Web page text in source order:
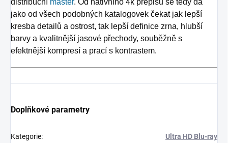
jako od všech podobných katalogovek čekat jak lepší
kresba detailů a ostrost, tak lepší definice zrna, hlubší
barvy a kvalitnější jasové přechody, souběžně s
efektnější kompresí a prací s kontrastem.
Doplňkové parametry
Kategorie: Ultra HD Blu-ray